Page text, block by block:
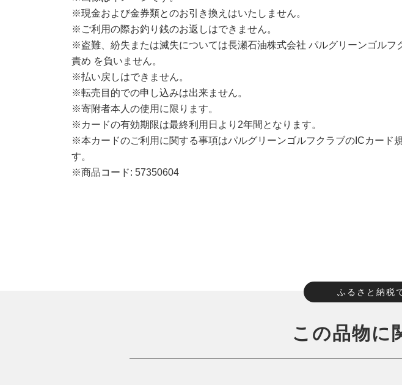
※現金および金券類とのお引き換えはいたしません。
※ご利用の際お釣り銭のお返しはできません。
※盗難、紛失または滅失については長瀬石油株式会社 パルグリーンゴルフ
責め を負いません。
※払い戻しはできません。
※転売目的での申し込みは出来ません。
※寄附者本人の使用に限ります。
※カードの有効期限は最終利用日より2年間となります。
※本カードのご利用に関する事項はパルグリーンゴルフクラブのICカード
す。
※商品コード: 57350604
ふるさと納税
この品物に